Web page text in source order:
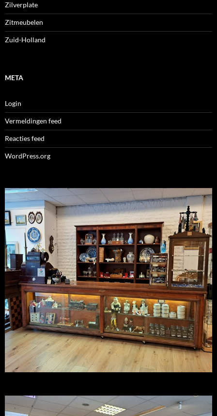
Zilverplate
Zitmeubelen
Zuid-Holland
META
Login
Vermeldingen feed
Reacties feed
WordPress.org